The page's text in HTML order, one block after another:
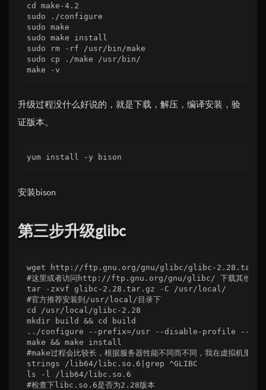
cd make-4.2
sudo ./configure
sudo make
sudo make install
sudo rm -rf /usr/bin/make
sudo cp ./make /usr/bin/
make -v
升级过程没什么好说的，就是下载，解压，编译安装，验
证版本。
yum install -y bison
安装bison
第三步升级glibc
wget http://ftp.gnu.org/gnu/glibc/glibc-
#这里或者访问http://ftp.gnu.org/gnu/glibc/ 下载其他版本
tar -zxvf glibc-2.28.tar.gz -C /usr/local/
#官方推荐安装到/usr/local/目录下
cd /usr/local/glibc-2.28
mkdir build && cd build
../configure --prefix=/usr --disable-profile --
make && make install
#make过程会比较长，根据服务器性能不同而不同，我在虚拟机里面
strings /lib64/libc.so.6|grep ^GLIBC
ls -l /lib64/libc.so.6
#检查下libc.so.6是否为2.28版本